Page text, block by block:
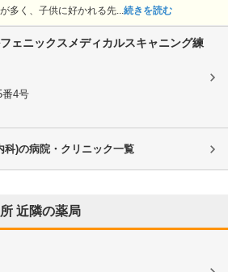
多く、子供に好かれる先...続きを読む
ェニックスメディカルスキャニング練
番4号
科)の病院・クリニック一覧
近隣の薬局